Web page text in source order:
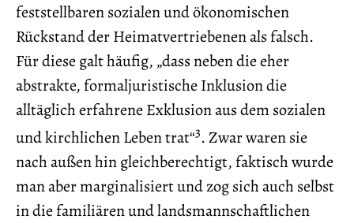
feststellbaren sozialen und ökonomischen
Rückstand der Heimatvertriebenen als falsch.
Für diese galt häufig, „dass neben die eher
abstrakte, formaljuristische Inklusion die
alltäglich erfahrene Exklusion aus dem sozialen
und kirchlichen Leben trat“3. Zwar waren sie
nach außen hin gleichberechtigt, faktisch wurde
man aber marginalisiert und zog sich auch selbst
in die familiären und landsmannschaftlichen